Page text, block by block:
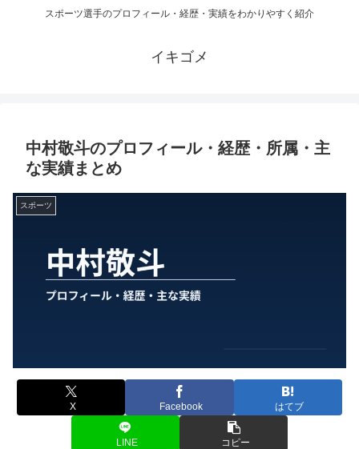
スポーツ選手のプロフィール・経歴・実績をわかりやすく紹介
イキゴメ
中村敬斗のプロフィール・経歴・所属・主
な実績まとめ
スポーツ
X Facebook はてブ
LINE コピー